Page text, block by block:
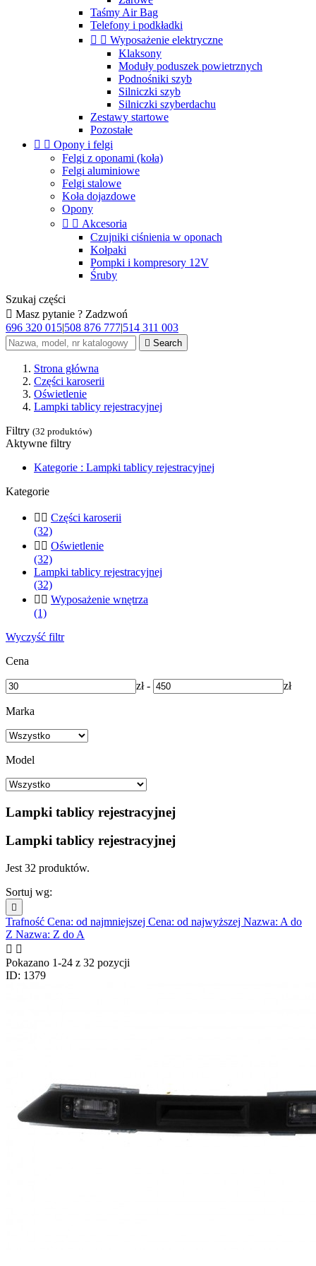
Taśmy Air Bag
Telefony i podkładki
  Wyposażenie elektryczne
Klaksony
Moduły poduszek powietrznych
Podnośniki szyb
Silniczki szyb
Silniczki szyberdachu
Zestawy startowe
Pozostałe
  Opony i felgi
Felgi z oponami (koła)
Felgi aluminiowe
Felgi stalowe
Koła dojazdowe
Opony
  Akcesoria
Czujniki ciśnienia w oponach
Kołpaki
Pompki i kompresory 12V
Śruby
Szukaj części
 Masz pytanie ? Zadzwoń
696 320 015|508 876 777|514 311 003
 Search
Strona główna
Części karoserii
Oświetlenie
Lampki tablicy rejestracyjnej
Filtry (32 produktów)
Aktywne filtry
Kategorie : Lampki tablicy rejestracyjnej
Kategorie
  Części karoserii
(32)
  Oświetlenie
(32)
Lampki tablicy rejestracyjnej
(32)
  Wyposażenie wnętrza
(1)
Wyczyść filtr
Cena
zł - zł
Marka
Model
Lampki tablicy rejestracyjnej
Lampki tablicy rejestracyjnej
Jest 32 produktów.
Sortuj wg:

Trafność Cena: od najmniejszej Cena: od najwyższej Nazwa: A do
Z Nazwa: Z do A
 
Pokazano 1-24 z 32 pozycji
ID: 1379